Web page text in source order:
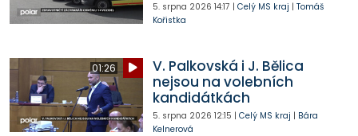
5. srpna 2026 14:17 | Celý MS kraj | Tomáš
Kořistka
01:26
V. Palkovská i J. Bělica
nejsou na volebních
kandidátkách
5. srpna 2026 12:15 | Celý MS kraj | Bára
Kelnerová